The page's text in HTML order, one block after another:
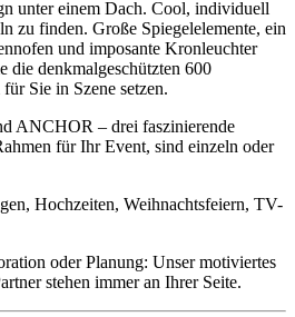
unter einem Dach. Cool, individuell
zu finden. Große Spiegelelemente, ein
und imposante Kronleuchter
die denkmalgeschützten 600
Sie in Szene setzen.
ANCHOR – drei faszinierende
für Ihr Event, sind einzeln oder
Hochzeiten, Weihnachtsfeiern, TV-
oder Planung: Unser motiviertes
stehen immer an Ihrer Seite.